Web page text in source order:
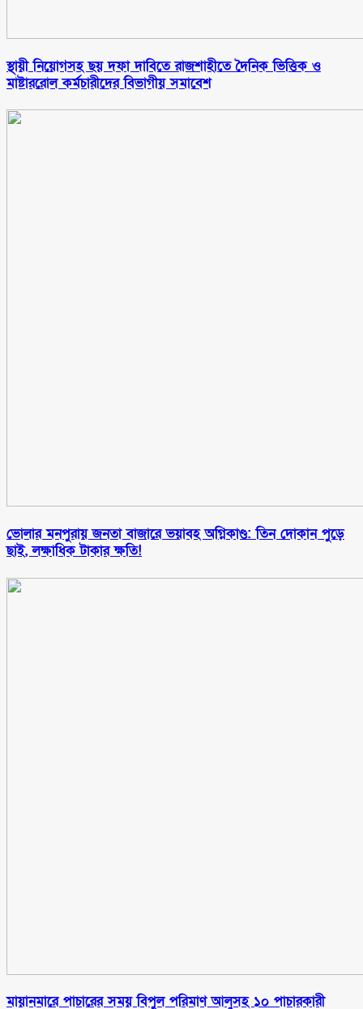
স্থায়ী নিয়োগসহ ছয় দফা দাবিতে রাজশাহীতে দৈনিক ভিত্তিক ও
মাষ্টাররোল কর্মচারীদের বিভাগীয় সমাবেশ
ভোলার মনপুরায় জনতা বাজারে ভয়াবহ অগ্নিকাণ্ড: তিন দোকান পুড়ে
ছাই, লক্ষাধিক টাকার ক্ষতি!
মায়ানমারে পাচারের সময় বিপুল পরিমাণ আলুসহ ১০ পাচারকারী